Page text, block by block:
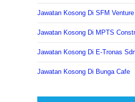
Jawatan Kosong Di SFM Venture
Jawatan Kosong Di MPTS
Jawatan Kosong Di E-Tronas
Jawatan Kosong Di Bunga Cafe